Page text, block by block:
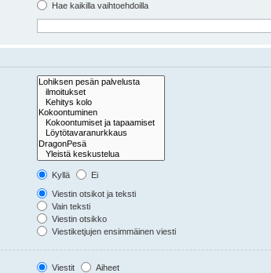
Hae kaikilla vaihtoehdoilla
Kyllä
Ei
Viestin otsikot ja teksti
Vain teksti
Viestin otsikko
Viestiketjujen ensimmäinen viesti
Viestit
Aiheet